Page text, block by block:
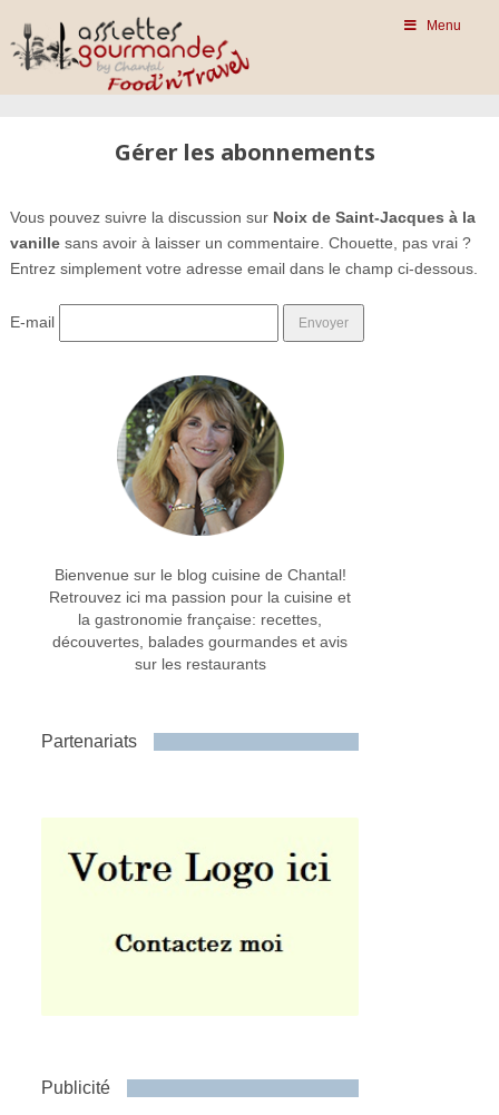
Menu
Gérer les abonnements
Vous pouvez suivre la discussion sur Noix de Saint-Jacques à la
vanillesans avoir à laisser un commentaire. Chouette, pas vrai ?
Entrez simplement votre adresse email dans le champ ci-dessous.
E-mail
Bienvenue sur le blog cuisine de Chantal!
Retrouvez ici ma passion pour la cuisine et
la gastronomie française: recettes,
découvertes, balades gourmandes et avis
sur les restaurants
Partenariats
Publicité